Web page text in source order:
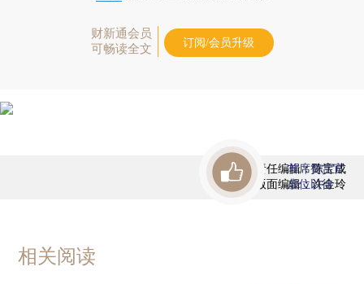
财新通会员
可畅读全文
订阅/会员升级
责任编辑：陈宝成
版面编辑：许金玲
首席赞赏官
虚位以待
相关阅读